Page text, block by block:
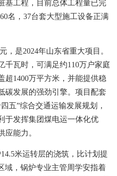
基工程，目前总体工程量已完
名，37台套大型施工设备正满
是2024年山东省重大项目。
千瓦时，可满足约110万户家庭
超1400万平方米，并能提供稳
碳发展的强劲引擎。项目配套
五”综合交通运输发展规划，
于发挥集团煤电运一体化优
应能力。
米运转层的浇筑，比计划提
域，锅炉专业主管周学安指着